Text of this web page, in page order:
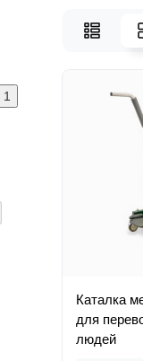
1
Каталка
для
людей